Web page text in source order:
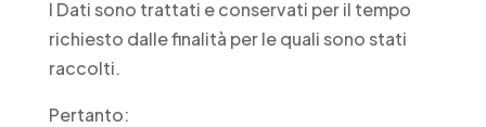
I Dati sono trattati e conservati per il tempo
richiesto dalle finalità per le quali sono stati
raccolti.
Pertanto: